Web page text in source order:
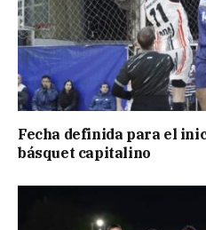
Fecha definida para el
básquet capitalino